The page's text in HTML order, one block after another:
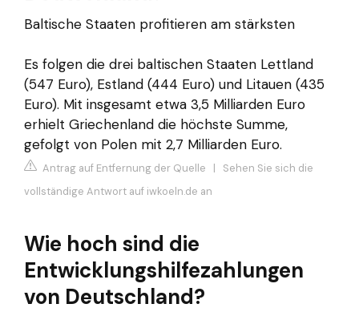
Baltische Staaten profitieren am stärksten
Es folgen die drei baltischen Staaten Lettland
(547 Euro), Estland (444 Euro) und Litauen (435
Euro). Mit insgesamt etwa 3,5 Milliarden Euro
erhielt Griechenland die höchste Summe,
gefolgt von Polen mit 2,7 Milliarden Euro.
Antrag auf Entfernung der Quelle | Sehen Sie sich die
vollständige Antwort auf iwkoeln.de an
Wie hoch sind die
Entwicklungshilfezahlungen
von Deutschland?